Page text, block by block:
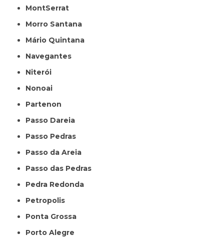
MontSerrat
Morro Santana
Mário Quintana
Navegantes
Niterói
Nonoai
Partenon
Passo Dareia
Passo Pedras
Passo da Areia
Passo das Pedras
Pedra Redonda
Petropolis
Ponta Grossa
Porto Alegre